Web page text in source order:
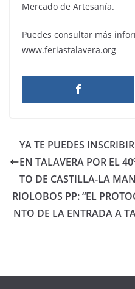
Mercado de Artesanía.
Puedes consultar más
www.feriastalavera.org
YA TE PUEDES
EN TALAVERA POR EL
TO DE CASTILLA-LA
RIOLOBOS PP: “EL
NTO DE LA ENTRADA A